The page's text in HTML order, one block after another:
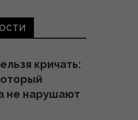
змей
целый
кричать:
не нарушают